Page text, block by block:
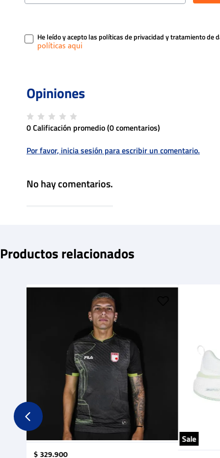
He leído y acepto las políticas de privacidad y tratamiento de
0 Calificación promedio(0 comentarios)
Por favor, inicia sesión para escribir un comentario.
No hay comentarios.
Productos relacionados
$329.900
Sale